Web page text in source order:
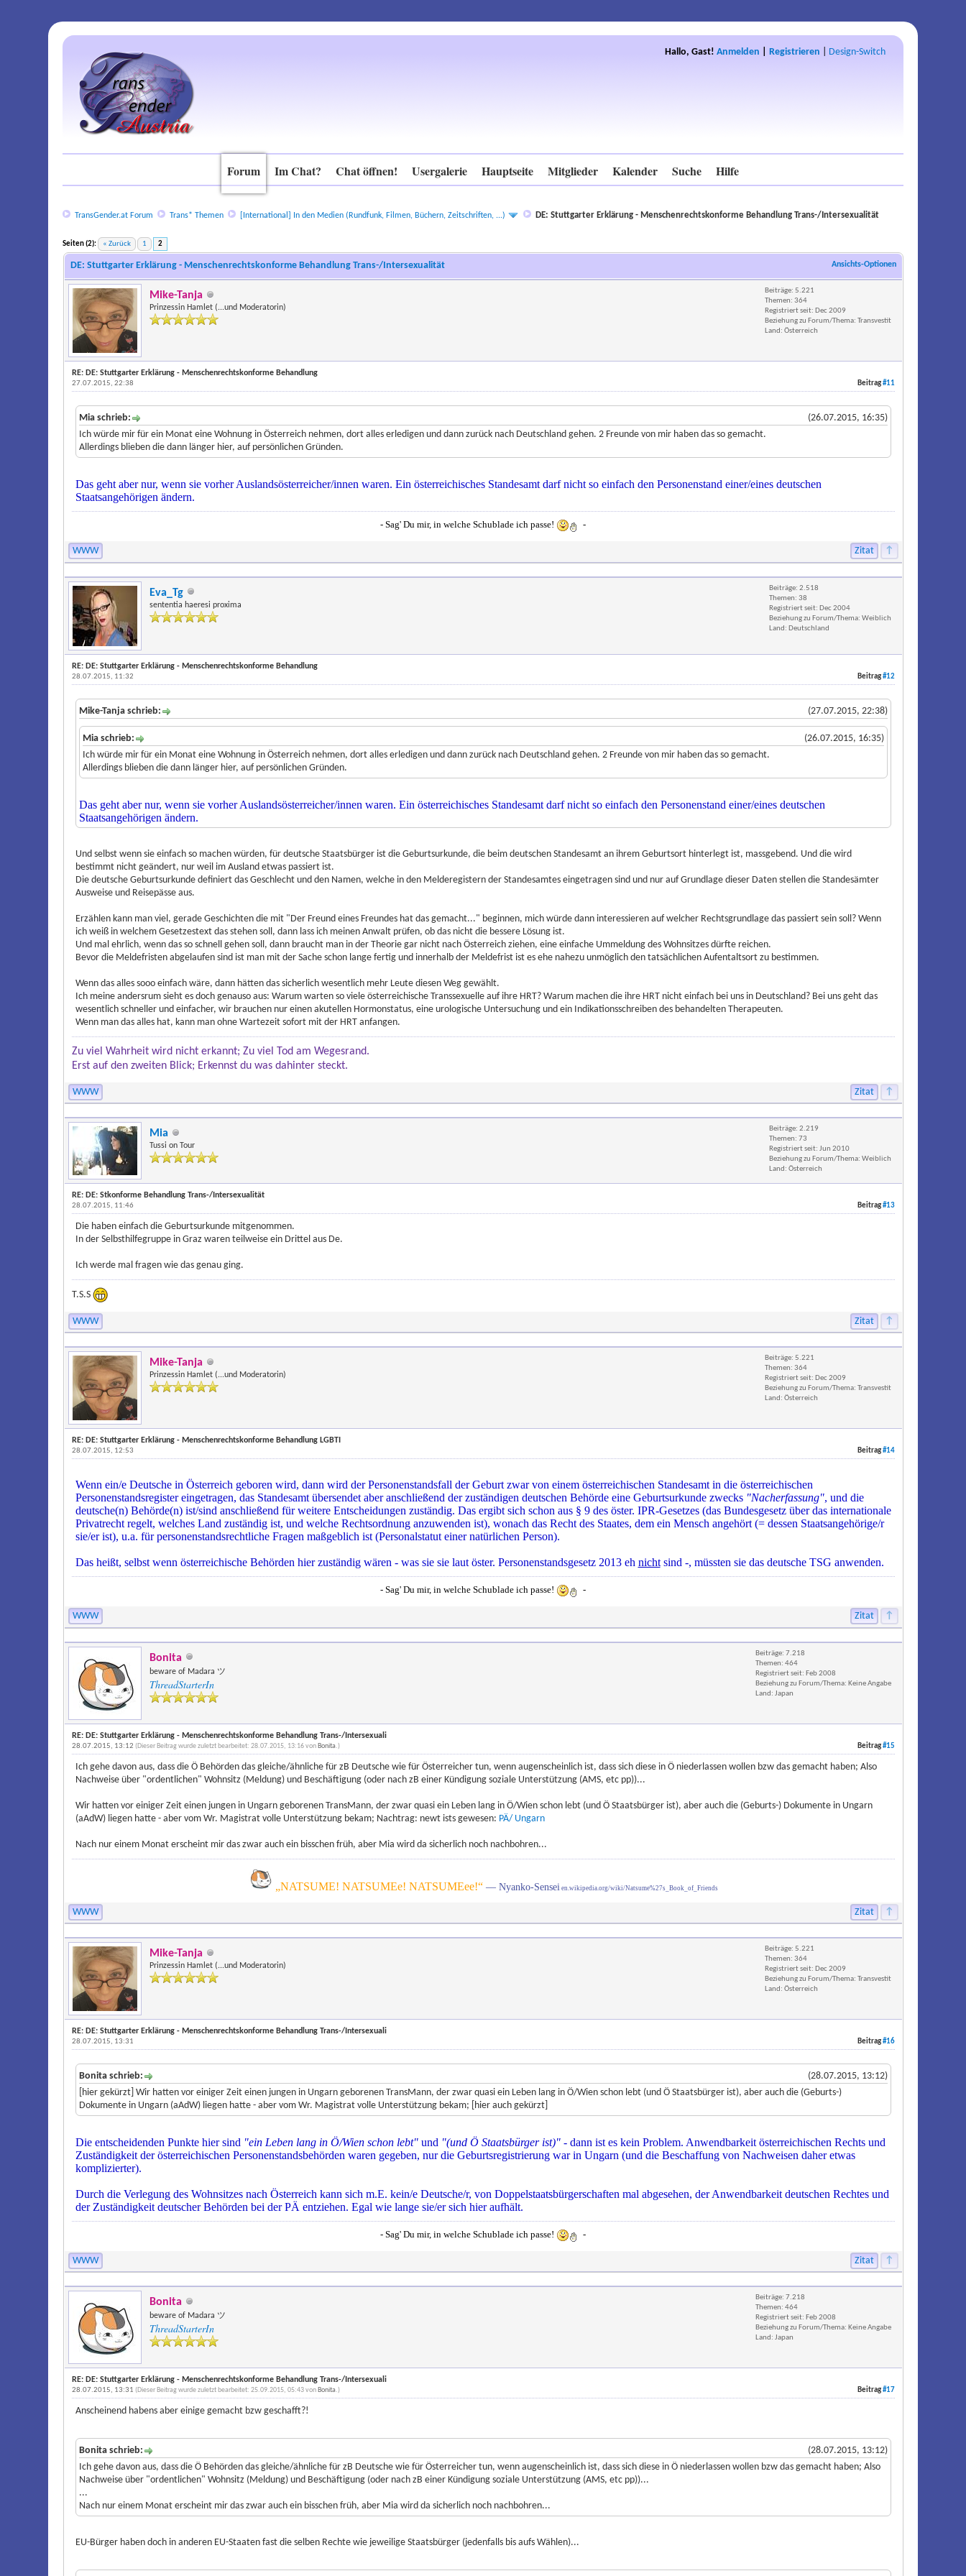
Hallo, Gast! Anmelden Registrieren Design-Switch
Forum Im Chat? Chat öffnen! Usergalerie Hauptseite Mitglieder Kalender Suche Hilfe
TransGender.at Forum Trans* Themen [International] In den Medien (Rundfunk, Filmen, Büchern, Zeitschriften, ...) DE: Stuttgarter Erklärung - Menschenrechtskonforme Behandlung Trans-/Intersexualität
Seiten (2): « Zurück 1 2
Ansichts-Optionen
DE: Stuttgarter Erklärung - Menschenrechtskonforme Behandlung Trans-/Intersexualität
Mike-Tanja
Prinzessin Hamlet (...und Moderatorin)
Beiträge: 5.221
Themen: 364
Registriert seit: Dec 2009
Beziehung zu Forum/Thema: Transvestit
Land: Österreich
RE: DE: Stuttgarter Erklärung - Menschenrechtskonforme Behandlung
Beitrag#11
27.07.2015, 22:38
(26.07.2015, 16:35)
Mia schrieb:
Ich würde mir für ein Monat eine Wohnung in Österreich nehmen, dort alles erledigen und dann zurück nach Deutschland gehen. 2 Freunde von mir haben das so gemacht.
Allerdings blieben die dann länger hier, auf persönlichen Gründen.
Das geht aber nur, wenn sie vorher Auslandsösterreicher/innen waren. Ein österreichisches Standesamt darf nicht so einfach den Personenstand einer/eines deutschen
Staatsangehörigen ändern.
- Sag' Du mir, in welche Schublade ich passe! -
WWW Zitat ↑
Eva_Tg
sententia haeresi proxima
Beiträge: 2.518
Themen: 38
Registriert seit: Dec 2004
Beziehung zu Forum/Thema: Weiblich
Land: Deutschland
RE: DE: Stuttgarter Erklärung - Menschenrechtskonforme Behandlung
Beitrag#12
28.07.2015, 11:32
(27.07.2015, 22:38)
Mike-Tanja schrieb:
(26.07.2015, 16:35)
Mia schrieb:
Ich würde mir für ein Monat eine Wohnung in Österreich nehmen, dort alles erledigen und dann zurück nach Deutschland gehen. 2 Freunde von mir haben das so gemacht.
Allerdings blieben die dann länger hier, auf persönlichen Gründen.
Das geht aber nur, wenn sie vorher Auslandsösterreicher/innen waren. Ein österreichisches Standesamt darf nicht so einfach den Personenstand einer/eines deutschen
Staatsangehörigen ändern.
Und selbst wenn sie einfach so machen würden, für deutsche Staatsbürger ist die Geburtsurkunde, die beim deutschen Standesamt an ihrem Geburtsort hinterlegt ist, massgebend. Und die wird
bestimmt nicht geändert, nur weil im Ausland etwas passiert ist.
Die deutsche Geburtsurkunde definiert das Geschlecht und den Namen, welche in den Melderegistern der Standesamtes eingetragen sind und nur auf Grundlage dieser Daten stellen die Standesämter
Ausweise und Reisepässe aus.
Erzählen kann man viel, gerade Geschichten die mit "Der Freund eines Freundes hat das gemacht..." beginnen, mich würde dann interessieren auf welcher Rechtsgrundlage das passiert sein soll? Wenn
ich weiß in welchem Gesetzestext das stehen soll, dann lass ich meinen Anwalt prüfen, ob das nicht die bessere Lösung ist.
Und mal ehrlich, wenn das so schnell gehen soll, dann braucht man in der Theorie gar nicht nach Österreich ziehen, eine einfache Ummeldung des Wohnsitzes dürfte reichen.
Bevor die Meldefristen abgelaufen sind ist man mit der Sache schon lange fertig und innerhalb der Meldefrist ist es ehe nahezu unmöglich den tatsächlichen Aufentaltsort zu bestimmen.
Wenn das alles sooo einfach wäre, dann hätten das sicherlich wesentlich mehr Leute diesen Weg gewählt.
Ich meine andersrum sieht es doch genauso aus: Warum warten so viele österreichische Transsexuelle auf ihre HRT? Warum machen die ihre HRT nicht einfach bei uns in Deutschland? Bei uns geht das
wesentlich schneller und einfacher, wir brauchen nur einen akutellen Hormonstatus, eine urologische Untersuchung und ein Indikationsschreiben des behandelten Therapeuten.
Wenn man das alles hat, kann man ohne Wartezeit sofort mit der HRT anfangen.
Zu viel Wahrheit wird nicht erkannt; Zu viel Tod am Wegesrand.
Erst auf den zweiten Blick; Erkennst du was dahinter steckt.
WWW Zitat ↑
Mia
Tussi on Tour
Beiträge: 2.219
Themen: 73
Registriert seit: Jun 2010
Beziehung zu Forum/Thema: Weiblich
Land: Österreich
RE: DE: Stkonforme Behandlung Trans-/Intersexualität
Beitrag#13
28.07.2015, 11:46
Die haben einfach die Geburtsurkunde mitgenommen.
In der Selbsthilfegruppe in Graz waren teilweise ein Drittel aus De.
Ich werde mal fragen wie das genau ging.
T.S.S
WWW Zitat ↑
Mike-Tanja
Prinzessin Hamlet (...und Moderatorin)
Beiträge: 5.221
Themen: 364
Registriert seit: Dec 2009
Beziehung zu Forum/Thema: Transvestit
Land: Österreich
RE: DE: Stuttgarter Erklärung - Menschenrechtskonforme Behandlung LGBTI
Beitrag#14
28.07.2015, 12:53
Wenn ein/e Deutsche in Österreich geboren wird, dann wird der Personenstandsfall der Geburt zwar von einem österreichischen Standesamt in die österreichischen
Personenstandsregister eingetragen, das Standesamt übersendet aber anschließend der zuständigen deutschen Behörde eine Geburtsurkunde zwecks "Nacherfassung", und die
deutsche(n) Behörde(n) ist/sind anschließend für weitere Entscheidungen zuständig. Das ergibt sich schon aus § 9 des öster. IPR-Gesetzes (das Bundesgesetz über das internationale
Privatrecht regelt, welches Land zuständig ist, und welche Rechtsordnung anzuwenden ist), wonach das Recht des Staates, dem ein Mensch angehört (= dessen Staatsangehörige/r
sie/er ist), u.a. für personenstandsrechtliche Fragen maßgeblich ist (Personalstatut einer natürlichen Person).
Das heißt, selbst wenn österreichische Behörden hier zuständig wären - was sie sie laut öster. Personenstandsgesetz 2013 eh nichtsind -, müssten sie das deutsche TSG anwenden.
- Sag' Du mir, in welche Schublade ich passe! -
WWW Zitat ↑
Bonita
beware of Madara ツ
ThreadStarterIn
Beiträge: 7.218
Themen: 464
Registriert seit: Feb 2008
Beziehung zu Forum/Thema: Keine Angabe
Land: Japan
RE: DE: Stuttgarter Erklärung - Menschenrechtskonforme Behandlung Trans-/Intersexuali
Beitrag#15
28.07.2015, 13:12 (Dieser Beitrag wurde zuletzt bearbeitet: 28.07.2015, 13:16 von Bonita.)
Ich gehe davon aus, dass die Ö Behörden das gleiche/ähnliche für zB Deutsche wie für Österreicher tun, wenn augenscheinlich ist, dass sich diese in Ö niederlassen wollen bzw das gemacht haben; Also
Nachweise über "ordentlichen" Wohnsitz (Meldung) und Beschäftigung (oder nach zB einer Kündigung soziale Unterstützung (AMS, etc pp))...
Wir hatten vor einiger Zeit einen jungen in Ungarn geborenen TransMann, der zwar quasi ein Leben lang in Ö/Wien schon lebt (und Ö Staatsbürger ist), aber auch die (Geburts-) Dokumente in Ungarn
(aAdW) liegen hatte - aber vom Wr. Magistrat volle Unterstützung bekam; Nachtrag: newt ists gewesen: PÄ/ Ungarn
Nach nur einem Monat erscheint mir das zwar auch ein bisschen früh, aber Mia wird da sicherlich noch nachbohren...
„NATSUME! NATSUMEe! NATSUMEee!“— Nyanko-Sensei en.wikipedia.org/wiki/Natsume%27s_Book_of_Friends
WWW Zitat ↑
Mike-Tanja
Prinzessin Hamlet (...und Moderatorin)
Beiträge: 5.221
Themen: 364
Registriert seit: Dec 2009
Beziehung zu Forum/Thema: Transvestit
Land: Österreich
RE: DE: Stuttgarter Erklärung - Menschenrechtskonforme Behandlung Trans-/Intersexuali
Beitrag#16
28.07.2015, 13:31
(28.07.2015, 13:12)
Bonita schrieb:
[hier gekürzt] Wir hatten vor einiger Zeit einen jungen in Ungarn geborenen TransMann, der zwar quasi ein Leben lang in Ö/Wien schon lebt (und Ö Staatsbürger ist), aber auch die (Geburts-)
Dokumente in Ungarn (aAdW) liegen hatte - aber vom Wr. Magistrat volle Unterstützung bekam; [hier auch gekürzt]
Die entscheidenden Punkte hier sind "ein Leben lang in Ö/Wien schon lebt"und "(und Ö Staatsbürger ist)"- dann ist es kein Problem. Anwendbarkeit österreichischen Rechts und
Zuständigkeit der österreichischen Personenstandsbehörden waren gegeben, nur die Geburtsregistrierung war in Ungarn (und die Beschaffung von Nachweisen daher etwas
komplizierter).
Durch die Verlegung des Wohnsitzes nach Österreich kann sich m.E. kein/e Deutsche/r, von Doppelstaatsbürgerschaften mal abgesehen, der Anwendbarkeit deutschen Rechtes und
der Zuständigkeit deutscher Behörden bei der PÄ entziehen. Egal wie lange sie/er sich hier aufhält.
- Sag' Du mir, in welche Schublade ich passe! -
WWW Zitat ↑
Bonita
beware of Madara ツ
ThreadStarterIn
Beiträge: 7.218
Themen: 464
Registriert seit: Feb 2008
Beziehung zu Forum/Thema: Keine Angabe
Land: Japan
RE: DE: Stuttgarter Erklärung - Menschenrechtskonforme Behandlung Trans-/Intersexuali
Beitrag#17
28.07.2015, 13:31 (Dieser Beitrag wurde zuletzt bearbeitet: 25.09.2015, 05:43 vonBonita.)
Anscheinend habens aber einige gemacht bzw geschafft?!
(28.07.2015, 13:12)
Bonita schrieb:
Ich gehe davon aus, dass die Ö Behörden das gleiche/ähnliche für zB Deutsche wie für Österreicher tun, wenn augenscheinlich ist, dass sich diese in Ö niederlassen wollen bzw das gemacht haben; Also
Nachweise über "ordentlichen" Wohnsitz (Meldung) und Beschäftigung (oder nach zB einer Kündigung soziale Unterstützung (AMS, etc pp))...
...
Nach nur einem Monat erscheint mir das zwar auch ein bisschen früh, aber Mia wird da sicherlich noch nachbohren...
EU-Bürger haben doch in anderen EU-Staaten fast die selben Rechte wie jeweilige Staatsbürger (jedenfalls bis aufs Wählen)...